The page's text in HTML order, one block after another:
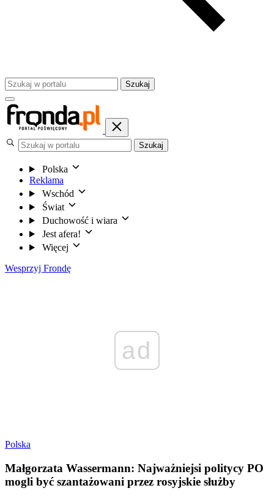
Szukaj
Szukaj
Polska
Reklama
Wschód
Świat
Duchowość i wiara
Jest afera!
Więcej
Wesprzyj Frondę
ad
Polska
Małgorzata Wassermann: Najważniejsi politycy PO
mogli być szantażowani przez rosyjskie służby